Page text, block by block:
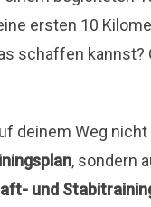
ersten 10
schaffen kannst?
deinem Weg
, sondern
und